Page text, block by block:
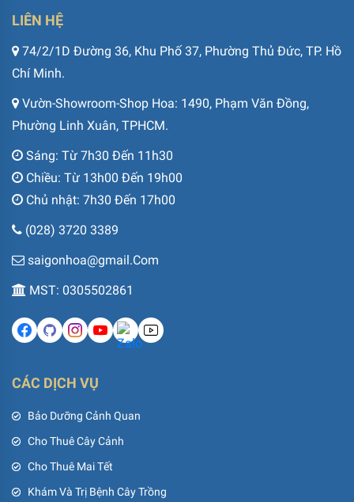
LIÊN HỆ
74/2/1D Đường 36, Khu Phố 37, Phường Thủ Đức, TP. Hồ
Chí Minh.
Vườn-Showroom-Shop Hoa: 1490, Phạm Văn Đồng,
Phường Linh Xuân, TPHCM.
Sáng: Từ 7h30 Đến 11h30
Chiều: Từ 13h00 Đến 19h00
Chủ nhật: 7h30 Đến 17h00
(028) 3720 3389
saigonhoa@gmail.Com
MST: 0305502861
CÁC DỊCH VỤ
Bảo Dưỡng Cảnh Quan
Cho Thuê Cây Cảnh
Cho Thuê Mai Tết
Khám Và Trị Bệnh Cây Trồng